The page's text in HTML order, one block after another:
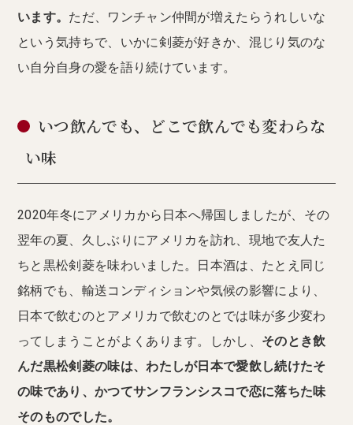
います。 ただ、ワンチャン仲間が増えたらうれしいな
という気持ちで、いかに剣菱が好きか、混じり気のな
い自分自身の愛を語り続けています。
いつ飲んでも、どこで飲んでも変わらな
い味
2020年冬にアメリカから日本へ帰国しましたが、その
翌年の夏、久しぶりにアメリカを訪れ、現地で友人た
ちと黒松剣菱を味わいました。日本酒は、たとえ同じ
銘柄でも、輸送コンディションや気候の影響により、
日本で飲むのとアメリカで飲むのとでは味が多少変わ
ってしまうことがよくあります。しかし、 そのとき飲
んだ黒松剣菱の味は、わたしが日本で愛飲し続けたそ
の味であり、かつてサンフランシスコで恋に落ちた味
そのものでした。